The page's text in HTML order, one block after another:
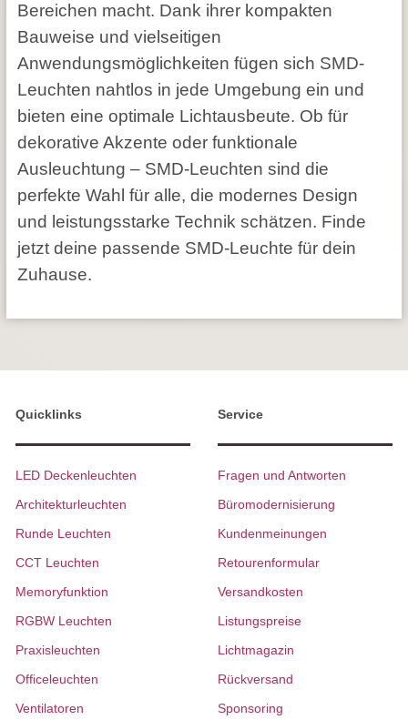
Bereichen macht. Dank ihrer kompakten
Bauweise und vielseitigen
Anwendungsmöglichkeiten fügen sich SMD-
Leuchten nahtlos in jede Umgebung ein und
bieten eine optimale Lichtausbeute. Ob für
dekorative Akzente oder funktionale
Ausleuchtung – SMD-Leuchten sind die
perfekte Wahl für alle, die modernes Design
und leistungsstarke Technik schätzen. Finde
jetzt deine passende SMD-Leuchte für dein
Zuhause.
Quicklinks
LED Deckenleuchten
Architekturleuchten
Runde Leuchten
CCT Leuchten
Memoryfunktion
RGBW Leuchten
Praxisleuchten
Officeleuchten
Ventilatoren
Service
Fragen und Antworten
Büromodernisierung
Kundenmeinungen
Retourenformular
Versandkosten
Listungspreise
Lichtmagazin
Rückversand
Sponsoring